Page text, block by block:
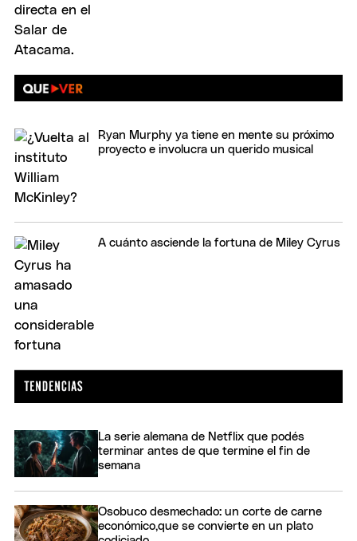
Ryan Murphy ya tiene en mente su próximo
proyecto e involucra un querido musical
A cuánto asciende la fortuna de Miley Cyrus
La serie alemana de Netflix que podés
terminar antes de que termine el fin de
semana
Osobuco desmechado: un corte de carne
económico,que se convierte en un plato